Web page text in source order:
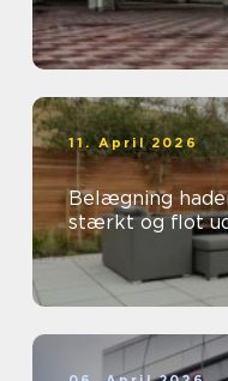
11. April 2026
Belægning haderslev
stærkt og flot